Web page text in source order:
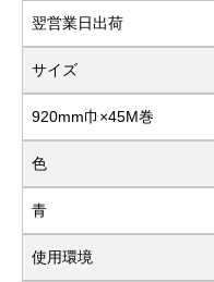
翌営業日出荷
サイズ
920mm巾×45M巻
色
青
使用環境